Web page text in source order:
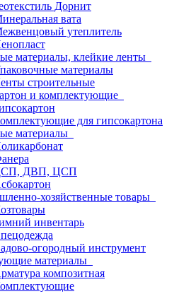
Дорнит
вата
утеплитель
материалы, клейкие ленты
материалы
строительные
и комплектующие
для гипсокартона
материалы
ДВП, ЦСП
хозяйственные товары
инвентарь
огородный инструмент
материалы
композитная